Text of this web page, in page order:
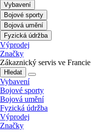
Vybavení
Bojové sporty
Bojová umění
Fyzická údržba
Výprodej
Značky
Zákaznický servis ve Francie
Hledat
Vybavení
Bojové sporty
Bojová umění
Fyzická údržba
Výprodej
Značky